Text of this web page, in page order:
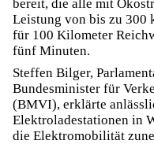
bereit, die alle mit
Leistung von bis zu 300
für 100 Kilometer
fünf Minuten.
Steffen Bilger,
Bundesminister für
(BMVI), erklärte
Elektroladestationen in
die Elektromobilität